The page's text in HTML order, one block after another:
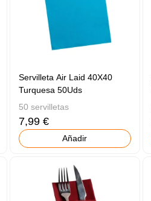
Servilleta Air Laid 40X40
Turquesa 50Uds
50 servilletas
7,99 €
Añadir